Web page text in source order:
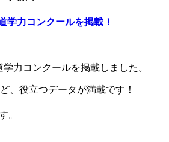
学力コンクールを掲載！
力コンクールを掲載しました。
、役立つデータが満載です！
。